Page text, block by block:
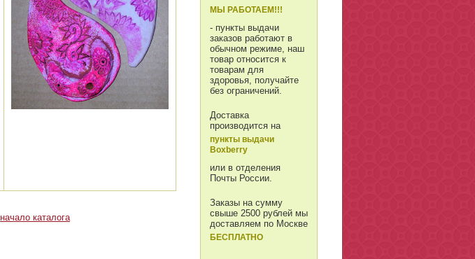
начало каталога
МЫ РАБОТАЕМ!!!
- пункты выдачи
заказов работают в
обычном режиме, наш
товар относится к
товарам для
здоровья, получайте
без ограничений.
Доставка
производится на
пункты выдачи
Boxberry
или в отделения
Почты России.
Заказы на сумму
свыше 2500 рублей мы
доставляем по Москве
БЕСПЛАТНО